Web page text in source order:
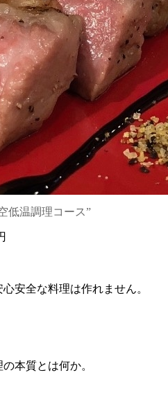
低温調理コース”
安全な料理は作れません。
本質とは何か。